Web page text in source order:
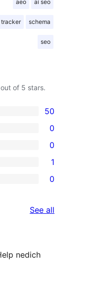
aeo ai seo
tracker schema
seo
out of 5 stars.
50
0
0
1
0
See all
nedich